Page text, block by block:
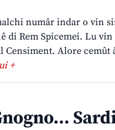
numâr indar o vin
di Rem Spicemei. Lu
Censiment. Alore cemût
+